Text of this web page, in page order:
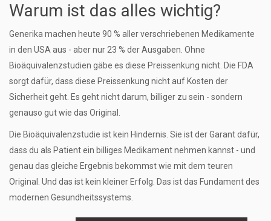
Warum ist das alles wichtig?
Generika machen heute 90 % aller verschriebenen Medikamente
in den USA aus - aber nur 23 % der Ausgaben. Ohne
Bioäquivalenzstudien gäbe es diese Preissenkung nicht. Die FDA
sorgt dafür, dass diese Preissenkung nicht auf Kosten der
Sicherheit geht. Es geht nicht darum, billiger zu sein - sondern
genauso gut wie das Original.
Die Bioäquivalenzstudie ist kein Hindernis. Sie ist der Garant dafür,
dass du als Patient ein billiges Medikament nehmen kannst - und
genau das gleiche Ergebnis bekommst wie mit dem teuren
Original. Und das ist kein kleiner Erfolg. Das ist das Fundament des
modernen Gesundheitssystems.